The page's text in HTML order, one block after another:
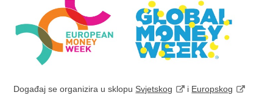
Događaj se organizira u sklopu Svjetskog i Europskog